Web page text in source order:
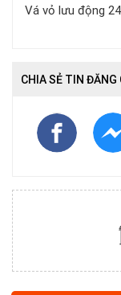
Vá vỏ lưu động
CHIA SẺ TIN ĐĂNG